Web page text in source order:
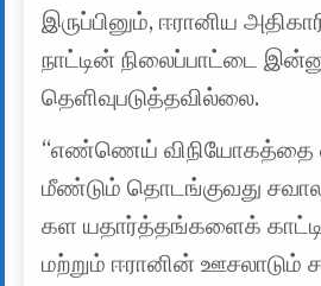
இருப்பினும், ஈரானிய
நாட்டின் நிலைப்பாட்டை
தெளிவுபடுத்தவில்லை.
“எண்ணெய் விநியோகத்தை
மீண்டும் தொடங்குவது
கள யதார்த்தங்களைக்
மற்றும் ஈரானின் ஊசலாடும்